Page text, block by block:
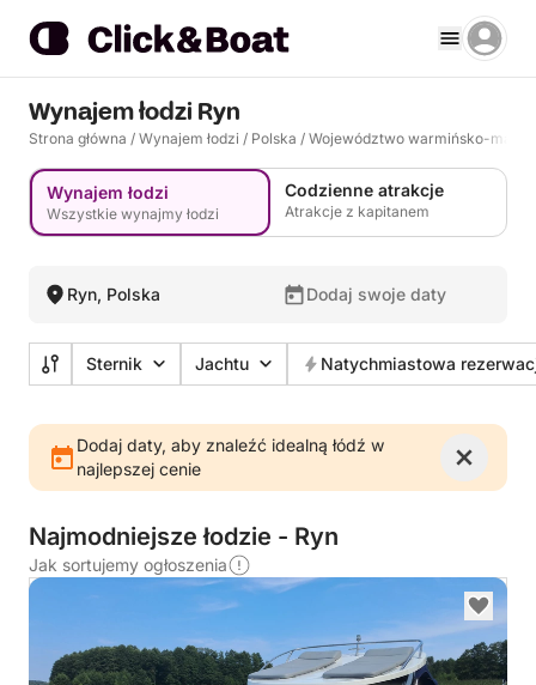
Wynajem łodzi Ryn
Strona główna / Wynajem łodzi / Polska / Województwo warmińsko-
Wynajem łodzi
Wszystkie wynajmy łodzi
Codzienne atrakcje
Atrakcje z kapitanem
Ryn, Polska Dodaj swoje daty
Sternik Jachtu Natychmiastowa
Dodaj daty, aby znaleźć idealną łódź w
najlepszej cenie
Najmodniejsze łodzie - Ryn
Jak sortujemy ogłoszenia